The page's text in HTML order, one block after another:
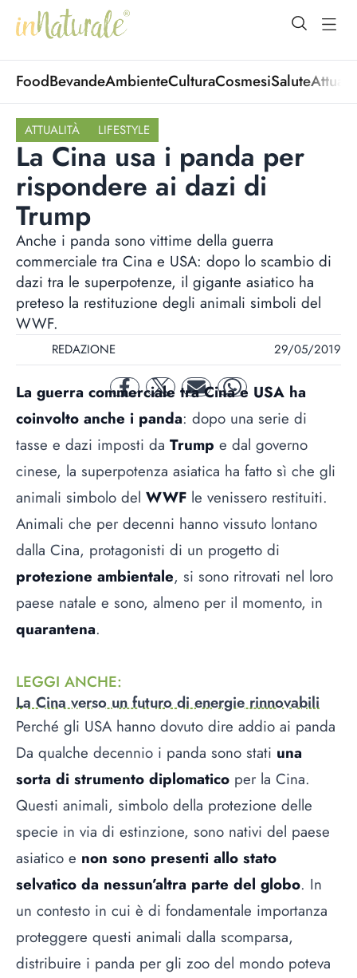
open
FoodBevandeAmbienteCulturaCosmesiSalute
ATTUALITÀ LIFESTYLE
La Cina usa i panda per
rispondere ai dazi di
Trump
Anche i panda sono vittime della guerra
commerciale tra Cina e USA: dopo lo scambio di
dazi tra le superpotenze, il gigante asiatico ha
preteso la restituzione degli animali simboli del
WWF.
REDAZIONE 29/05/2019
facebooktwitter mail whatsapp
La guerra commerciale tra Cina e USA ha
coinvolto anche i panda: dopo una serie di
tasse e dazi imposti da Trump e dal governo
cinese, la superpotenza asiatica ha fatto sì che gli
animali simbolo del WWF le venissero restituiti.
Animali che per decenni hanno vissuto lontano
dalla Cina, protagonisti di un progetto di
protezione ambientale, si sono ritrovati nel loro
paese natale e sono, almeno per il momento, in
quarantena.
LEGGI ANCHE:
La Cina verso un futuro di energie rinnovabili
Perché gli USA hanno dovuto dire addio ai panda
Da qualche decennio i panda sono stati una
sorta di strumento diplomatico per la Cina.
Questi animali, simbolo della protezione delle
specie in via di estinzione, sono nativi del paese
asiatico e non sono presenti allo stato
selvatico da nessun’altra parte del globo. In
un contesto in cui è di fondamentale importanza
proteggere questi animali dalla scomparsa,
distribuire i panda per gli zoo del mondo poteva